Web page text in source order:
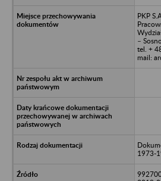
PKP
–
tel. +
mail:
1973-